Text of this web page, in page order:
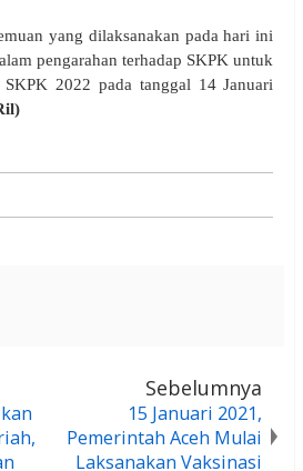
yang dilaksanakan pada hari ini
pengarahan terhadap SKPK untuk
2022 pada tanggal 14 Januari
Sebelumnya
15 Januari 2021,
Pemerintah Aceh Mulai
Laksanakan Vaksinasi